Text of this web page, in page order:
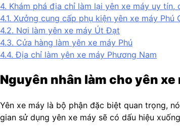
4. Khám phá địa chỉ làm lại yên xe máy uy tín,
4.1. Xưởng cung cấp phụ kiện yên xe máy Phú
4.2. Nơi làm yên xe máy Út Đạt
4.3. Cửa hàng làm yên xe máy Phú
4.4. Địa chỉ làm yên xe máy Phương Nam
Nguyên nhân làm cho yên xe
Yên xe máy là bộ phận đặc biệt quan trọng,
gian sử dụng yên xe máy sẽ có dấu hiệu